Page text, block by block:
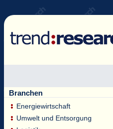
Branchen
Energiewirtschaft
Umwelt und Entsorgung